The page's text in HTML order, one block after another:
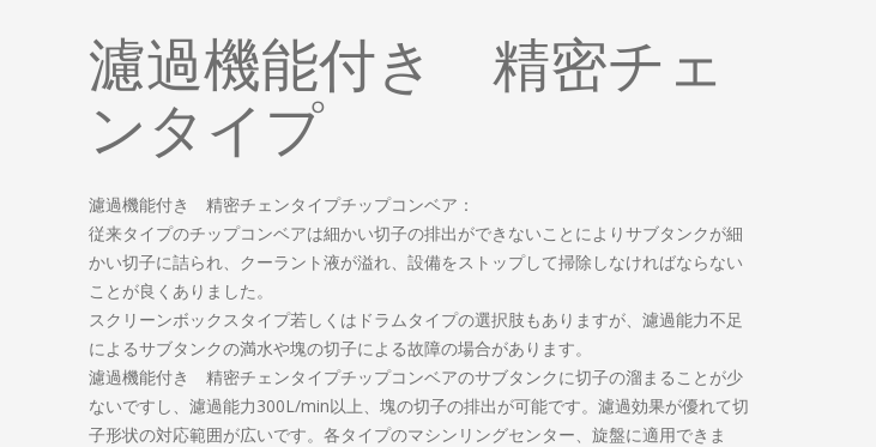
濾過機能付き 精密チェ
ンタイプ
濾過機能付き 精密チェンタイプチップコンベア：
従来タイプのチップコンベアは細かい切子の排出ができないことによりサブタンクが細
かい切子に詰られ、クーラント液が溢れ、設備をストップして掃除しなければならない
ことが良くありました。
スクリーンボックスタイプ若しくはドラムタイプの選択肢もありますが、濾過能力不足
によるサブタンクの満水や塊の切子による故障の場合があります。
濾過機能付き 精密チェンタイプチップコンベアのサブタンクに切子の溜まることが少
ないですし、濾過能力300L/min以上、塊の切子の排出が可能です。濾過効果が優れて切
子形状の対応範囲が広いです。各タイプのマシンリングセンター、旋盤に適用できま